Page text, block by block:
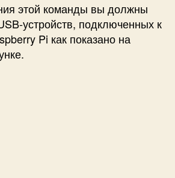
этой команды вы должны
устройств, подключенных к
Pi как показано на